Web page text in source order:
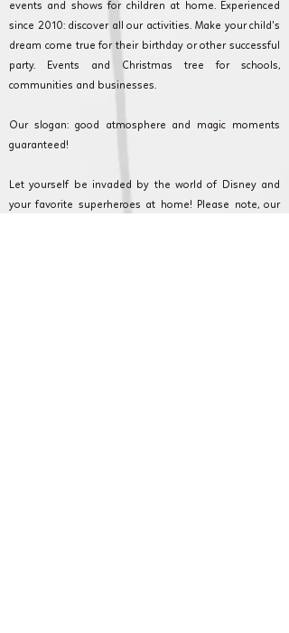
events and shows for children at home. Experienced
since 2010: discover all our activities. Make your child's
dream come true for their birthday or other successful
party. Events and Christmas tree for schools,
communities and businesses.
Our slogan: good atmosphere and magic moments
guaranteed!
Let yourself be invaded by the world of Disney and
your favorite superheroes at home! Please note, our